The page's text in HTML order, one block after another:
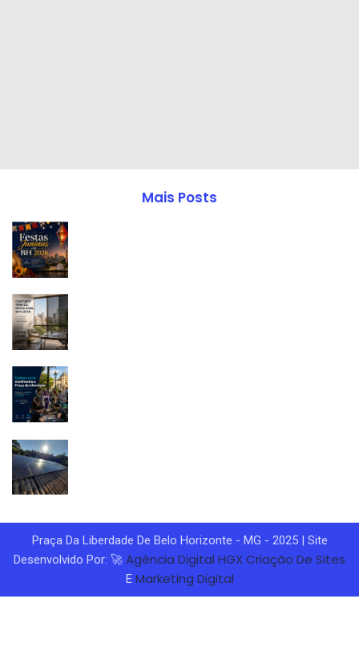
Mais Posts
Praça Da Liberdade De Belo Horizonte - MG - 2025 | Site
Desenvolvido Por: 🚀 Agência Digital HGXCriação De Sites
E Marketing Digital